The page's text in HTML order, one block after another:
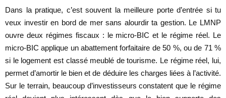
Dans la pratique, c’est souvent la meilleure porte d’entrée si tu
veux investir en bord de mer sans alourdir ta gestion. Le LMNP
ouvre deux régimes fiscaux : le micro-BIC et le régime réel. Le
micro-BIC applique un abattement forfaitaire de 50 %, ou de 71 %
si le logement est classé meublé de tourisme. Le régime réel, lui,
permet d’amortir le bien et de déduire les charges liées à l’activité.
Sur le terrain, beaucoup d’investisseurs constatent que le régime